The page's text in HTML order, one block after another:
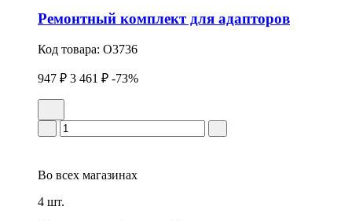
Ремонтный комплект для адапторов
Код товара: O3736
947 ₽ 3 461 ₽ -73%
Во всех магазинах
4 шт.